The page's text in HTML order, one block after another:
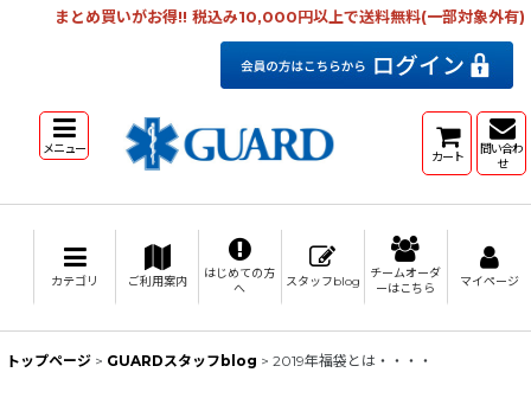
まとめ買いがお得!! 税込み10,000円以上で送料無料(一部対象外有)
メニュー カート
問い合わ
せ
カテゴリ ご利用案内
はじめての方
へ
スタッフblog
チームオーダ
ーはこちら
マイページ
トップページ > GUARDスタッフblog > 2019年福袋とは・・・・